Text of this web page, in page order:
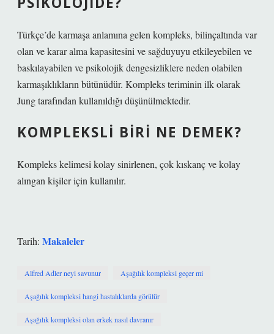
Türkçe’de karmaşa anlamına gelen kompleks, bilinçaltında var
olan ve karar alma kapasitesini ve sağduyuyu etkileyebilen ve
baskılayabilen ve psikolojik dengesizliklere neden olabilen
karmaşıklıkların bütünüdür. Kompleks teriminin ilk olarak
Jung tarafından kullanıldığı düşünülmektedir.
KOMPLEKSLI BIRI NE DEMEK?
Kompleks kelimesi kolay sinirlenen, çok kıskanç ve kolay
alıngan kişiler için kullanılır.
Tarih: Makaleler
Alfred Adler neyi savunur Aşağılık kompleksi geçer mi
Aşağılık kompleksi hangi hastalıklarda görülür
Aşağılık kompleksi olan erkek nasıl davranır